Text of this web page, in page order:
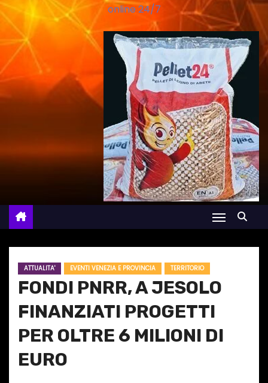
online 24/7
ATTUALITA' EVENTI VENEZIA E PROVINCIA TERRITORIO
FONDI PNRR, A JESOLO
FINANZIATI PROGETTI
PER OLTRE 6 MILIONI DI
EURO